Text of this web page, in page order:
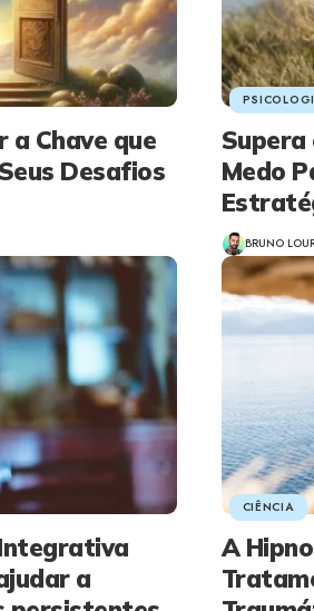
a Chave que
Desafios
Supera
Medo
BRUNO
a
CIÊNCIA
A